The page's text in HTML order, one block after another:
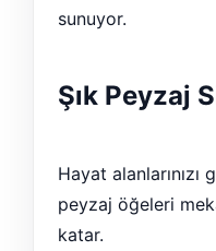
sunuyor.
Şık Peyzaj
Hayat
peyzaj öğeleri
katar.